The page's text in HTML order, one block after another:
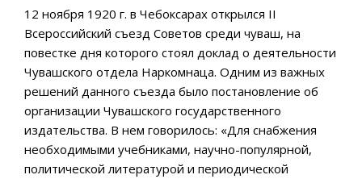
12 ноября 1920 г. в Чебоксарах открылся II
Всероссийский съезд Советов среди чуваш, на
повестке дня которого стоял доклад о деятельности
Чувашского отдела Наркомнаца. Одним из важных
решений данного съезда было постановление об
организации Чувашского государственного
издательства. В нем говорилось: «Для снабжения
необходимыми учебниками, научно-популярной,
политической литературой и периодической